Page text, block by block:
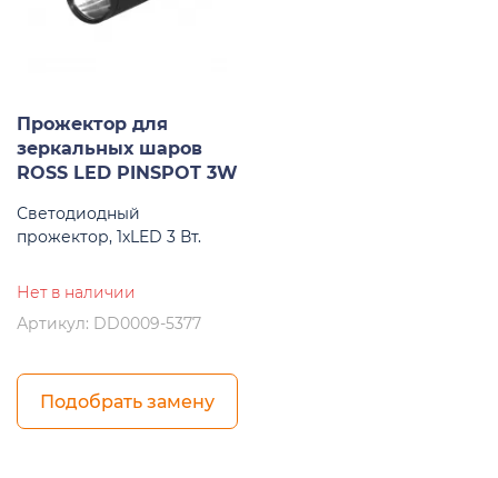
Прожектор для
зеркальных шаров
ROSS LED PINSPOT 3W
Светодиодный
прожектор, 1хLED 3 Вт.
Нет в наличии
Артикул: DD0009-5377
Подобрать замену